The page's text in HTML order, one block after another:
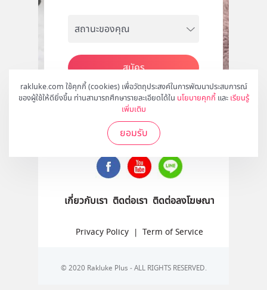
rakluke.com ใช้คุกกี้ (cookies) เพื่อวัตถุประสงค์ในการพัฒนาประสบการณ์
ของผู้ใช้ให้ดียิ่งขึ้น ท่านสามารถศึกษารายละเอียดได้ใน นโยบายคุกกี้ และ เรียนรู้
เพิ่มเติม
ยอมรับ
สมัคร
ติดตามเราได้ที่
เกี่ยวกับเรา ติดต่อเรา ติดต่อลงโฆษณา
Privacy Policy | Term of Service
© 2020 Rakluke Plus - ALL RIGHTS RESERVED.